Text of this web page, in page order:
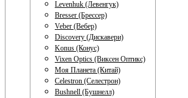
Levenhuk (Левенгук)
Bresser (Брессер)
Veber (Вебер)
Discovery (Дискавери)
Konus (Конус)
Vixen Optics (Виксен Оптикс)
Моя Планета (Китай)
Celestron (Селестрон)
Bushnell (Бушнелл)